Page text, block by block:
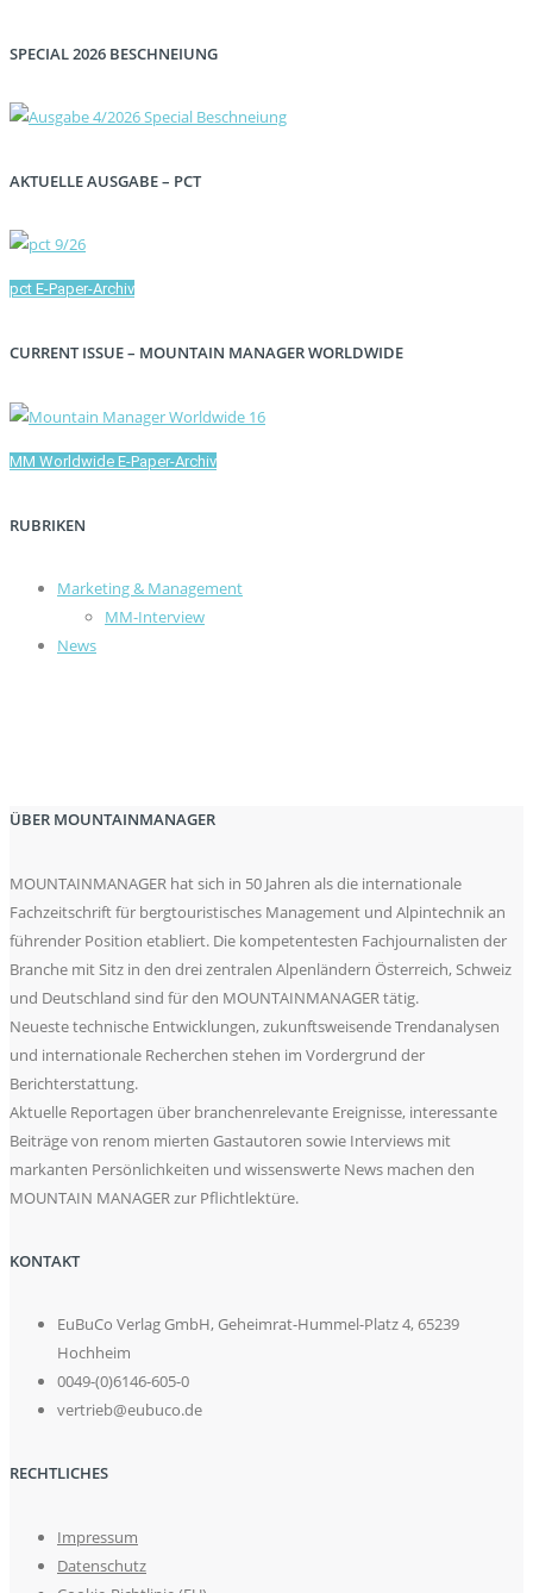
SPECIAL 2026 BESCHNEIUNG
AKTUELLE AUSGABE – PCT
pct E-Paper-Archiv
CURRENT ISSUE – MOUNTAIN MANAGER WORLDWIDE
MM Worldwide E-Paper-Archiv
RUBRIKEN
Marketing & Management
MM-Interview
News
ÜBER MOUNTAINMANAGER
MOUNTAINMANAGER hat sich in 50 Jahren als die internationale
Fachzeitschrift für bergtouristisches Management und Alpintechnik an
führender Position etabliert. Die kompetentesten Fachjournalisten der
Branche mit Sitz in den drei zentralen Alpenländern Österreich, Schweiz
und Deutschland sind für den MOUNTAINMANAGER tätig.
Neueste technische Entwicklungen, zukunftsweisende Trendanalysen
und internationale Recherchen stehen im Vordergrund der
Berichterstattung.
Aktuelle Reportagen über branchenrelevante Ereignisse, interessante
Beiträge von renom mierten Gastautoren sowie Interviews mit
markanten Persönlichkeiten und wissenswerte News machen den
MOUNTAIN MANAGER zur Pflichtlektüre.
KONTAKT
EuBuCo Verlag GmbH, Geheimrat-Hummel-Platz 4, 65239
Hochheim
0049-(0)6146-605-0
vertrieb@eubuco.de
RECHTLICHES
Impressum
Datenschutz